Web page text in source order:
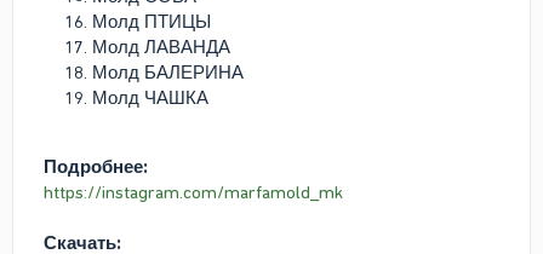
Молд ПТИЦЫ
Молд ЛАВАНДА
Молд БАЛЕРИНА
Молд ЧАШКА
Подробнее:
https://instagram.com/marfamold_mk
Скачать: